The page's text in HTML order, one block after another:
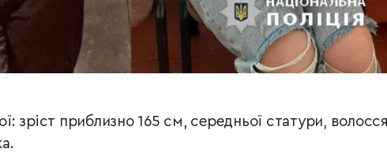
зріст приблизно 165 см, середньої статури,